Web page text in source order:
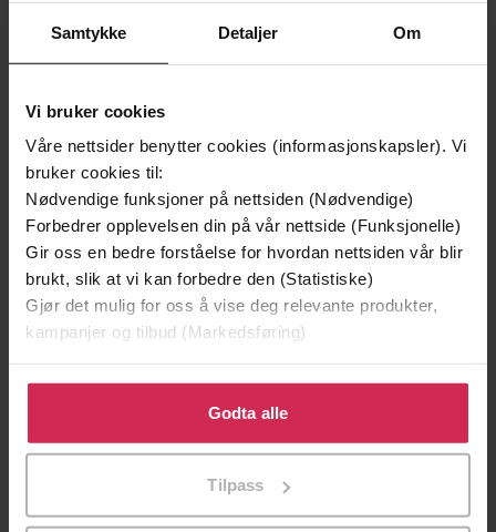
Samtykke Detaljer Om
Vi bruker cookies
Våre nettsider benytter cookies (informasjonskapsler). Vi
bruker cookies til:
Nødvendige funksjoner på nettsiden (Nødvendige)
Forbedrer opplevelsen din på vår nettside (Funksjonelle)
Gir oss en bedre forståelse for hvordan nettsiden vår blir
brukt, slik at vi kan forbedre den (Statistiske)
Gjør det mulig for oss å vise deg relevante produkter,
kampanjer og tilbud (Markedsføring)
Klikk på «Godta alle» for å gi oss ditt samtykke til å
bruke cookies for alle disse formålene. Du kan også
tilpasse ditt samtykke til spesifikke formål ved å klikke
Godta alle
Tilpass
Premium
Vinner av Rivertonprisen
Minnesota
EBOK
Premium
Utskudd
EBOK